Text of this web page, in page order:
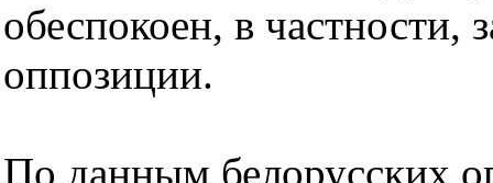
обеспокоен, в частности,
оппозиции.
По данным белорусских